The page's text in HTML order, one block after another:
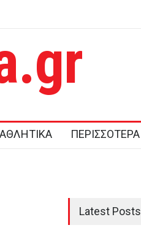
ΑΘΛΗΤΙΚΑ ΠΕΡΙΣΣΟΤΕΡΑ
Latest Posts